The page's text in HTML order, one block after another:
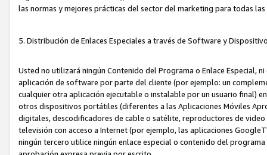
las normas y mejores prácticas del sector del marketing para todas
5. Distribución de Enlaces Especiales a través de Software y
Usted no utilizará ningún Contenido del Programa o Enlace Especial,
aplicación de software por parte del cliente (por ejemplo: un
cualquier otra aplicación ejecutable o instalable por un usuario final)
otros dispositivos portátiles (diferentes a las Aplicaciones Móviles
digitales, descodificadores de cable o satélite, reproductores de
televisión con acceso a Internet (por ejemplo, las aplicaciones
ningún tercero utilice ningún enlace especial o contenido del